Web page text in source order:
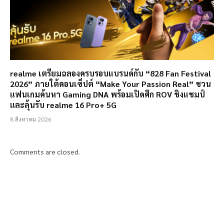
realme เตรียมฉลองครบรอบแบรนด์กับ “828 Fan Festival
2026” ภายใต้คอนเซ็ปต์ “Make Your Passion Real” ชวน
แฟนเกมค้นหา Gaming DNA พร้อมเปิดศึก ROV ชิงแชมป์
และลุ้นรับ realme 16 Pro+ 5G
8 สิงหาคม 2026
Comments are closed.